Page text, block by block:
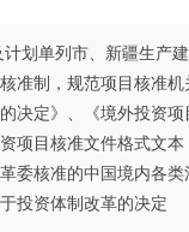
计划单列市、新疆生
准制，规范项目核准
决定》、《境外投资
项目核准文件格式
委核准的中国境内
投资体制改革的决定